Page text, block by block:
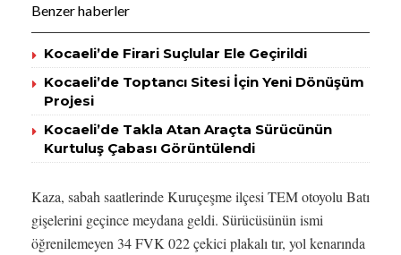
Benzer haberler
Kocaeli’de Firari Suçlular Ele Geçirildi
Kocaeli’de Toptancı Sitesi İçin Yeni Dönüşüm
Projesi
Kocaeli’de Takla Atan Araçta Sürücünün
Kurtuluş Çabası Görüntülendi
Kaza, sabah saatlerinde Kuruçeşme ilçesi TEM otoyolu Batı
gişelerini geçince meydana geldi. Sürücüsünün ismi
öğrenilemeyen 34 FVK 022 çekici plakalı tır, yol kenarında